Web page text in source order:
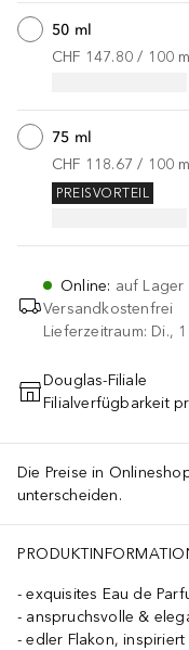
50 ml
CHF 147.80 / 100 ml
75 ml
CHF 118.67 / 100 ml
PREISVORTEIL
Online: auf Lager
Versandkostenfrei
Lieferzeitraum: Di.,
IN
Douglas-Filiale
Filialverfügbarkeit
Die Preise in
unterscheiden.
exquisites Eau de
anspruchsvolle &
edler Flakon,